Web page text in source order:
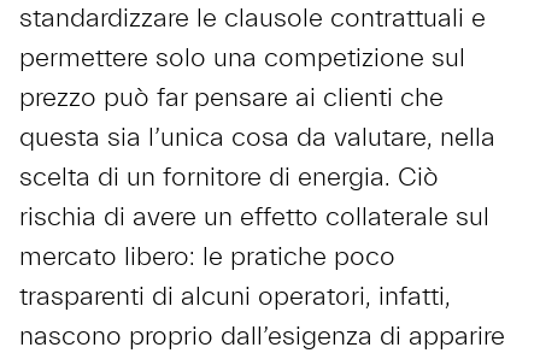
standardizzare le clausole contrattuali e
permettere solo una competizione sul
prezzo può far pensare ai clienti che
questa sia l’unica cosa da valutare, nella
scelta di un fornitore di energia. Ciò
rischia di avere un effetto collaterale sul
mercato libero: le pratiche poco
trasparenti di alcuni operatori, infatti,
nascono proprio dall’esigenza di apparire